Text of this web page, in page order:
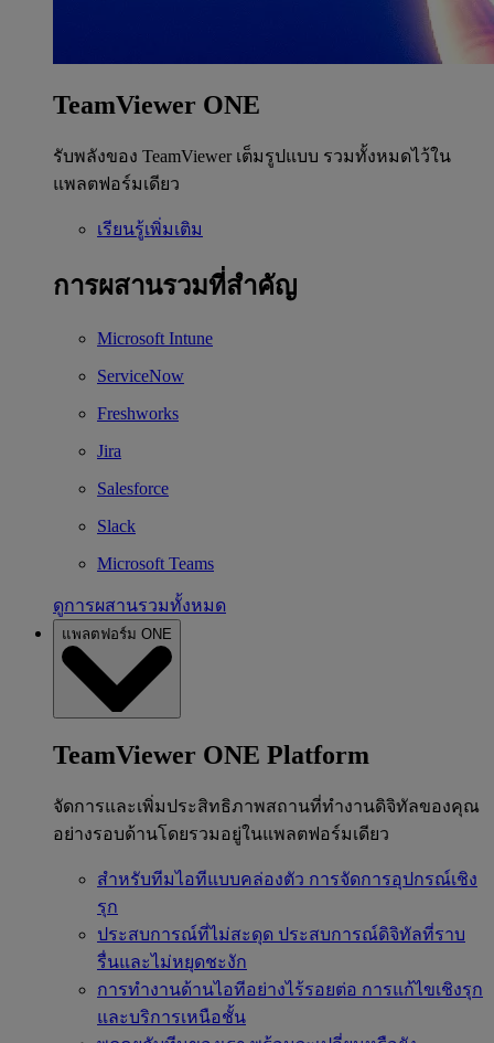
TeamViewer ONE
รับพลังของ TeamViewer เต็มรูปแบบ รวมทั้งหมดไว้ใน
แพลตฟอร์มเดียว
เรียนรู้เพิ่มเติม
การผสานรวมที่สำคัญ
Microsoft Intune
ServiceNow
Freshworks
Jira
Salesforce
Slack
Microsoft Teams
ดูการผสานรวมทั้งหมด
แพลตฟอร์ม ONE
TeamViewer ONE Platform
จัดการและเพิ่มประสิทธิภาพสถานที่ทำงานดิจิทัลของคุณ
อย่างรอบด้านโดยรวมอยู่ในแพลตฟอร์มเดียว
สำหรับทีมไอทีแบบคล่องตัว การจัดการอุปกรณ์เชิง
รุก
ประสบการณ์ที่ไม่สะดุด ประสบการณ์ดิจิทัลที่ราบ
รื่นและไม่หยุดชะงัก
การทำงานด้านไอทีอย่างไร้รอยต่อ การแก้ไขเชิงรุก
และบริการเหนือชั้น